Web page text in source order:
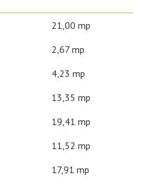
21,00 mp
2,67 mp
4,23 mp
13,35 mp
19,41 mp
11,52 mp
17,91 mp